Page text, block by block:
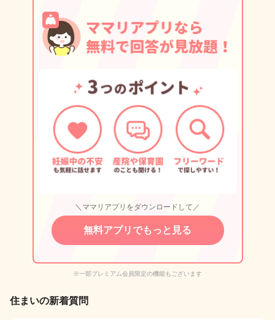
＼ママリアプリをダウンロードして／
無料アプリでもっと見る
※一部プレミアム会員限定の機能もございます
住まいの新着質問